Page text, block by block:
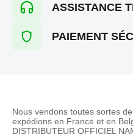
ASSISTANCE
PAIEMENT
Nous vendons toutes sortes
expédions en France et en
DISTRIBUTEUR OFFICIEL